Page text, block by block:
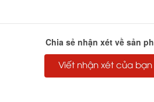
Chia sẻ nhận xét về sản
Viết nhận xét của bạn